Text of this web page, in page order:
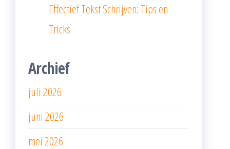
Effectief Tekst Schrijven: Tips en
Tricks
Archief
juli 2026
juni 2026
mei 2026